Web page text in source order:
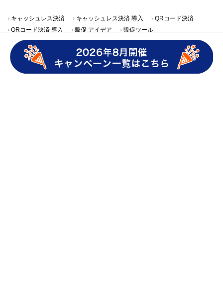
キャッシュレス決済 キャッシュレス決済 導入
QRコード決済
QRコード決済 導入
販促 アイデア
販促ツール
販促ツール アイデア
クーポン 販促 飲食店 販促
小売 販促
美容院 販促
集客 販促 雨の日 集客 集客 事例
auPAY 導入
マイナポイント
ネット支払い